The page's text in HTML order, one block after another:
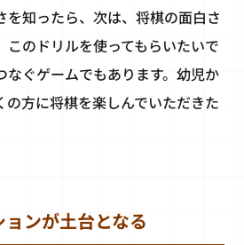
を知ったら、次は、将棋の面白さ
このドリルを使ってもらいたいで
なぐゲームでもあります。幼児か
の方に将棋を楽しんでいただきた
ンが土台となる